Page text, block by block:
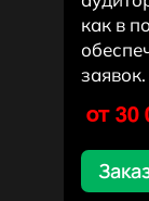
как в
заявок.
от 30